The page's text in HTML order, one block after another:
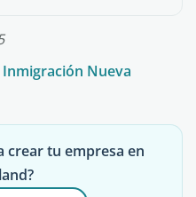
Inmigración Nueva
crear tu empresa en